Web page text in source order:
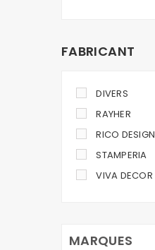
FABRICANT
DIVERS
RAYHER
RICO DESIGN
STAMPERIA
VIVA DECOR
MARQUES